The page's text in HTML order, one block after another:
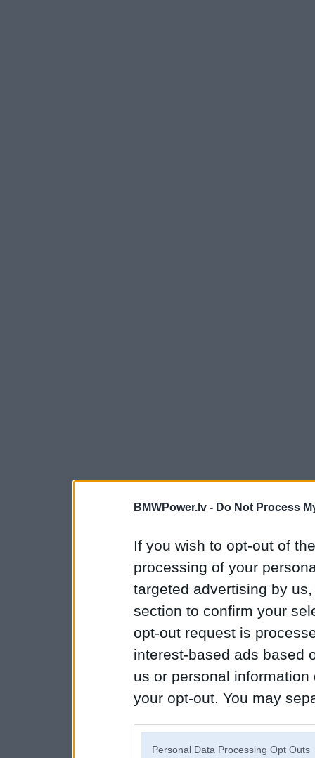
BMWPower.lv - Do Not Process
If you wish to opt-out of
processing of your
targeted advertising by
section to confirm your
opt-out request is
interest-based ads based
us or personal
your opt-out. You may
Personal Data Processing Opt Outs